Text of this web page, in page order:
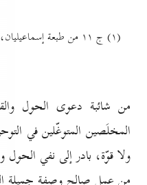
(۱) ج ۱۱ من طبعة إسماعيليان، ص ۱۹٦ ـ ۱۹۹.
من شائبة دعوى الحول
المخلَصين المتوغّلين في
ولا قوّة، بادر إلى نفي
من عمل صالح وصفة جميلة